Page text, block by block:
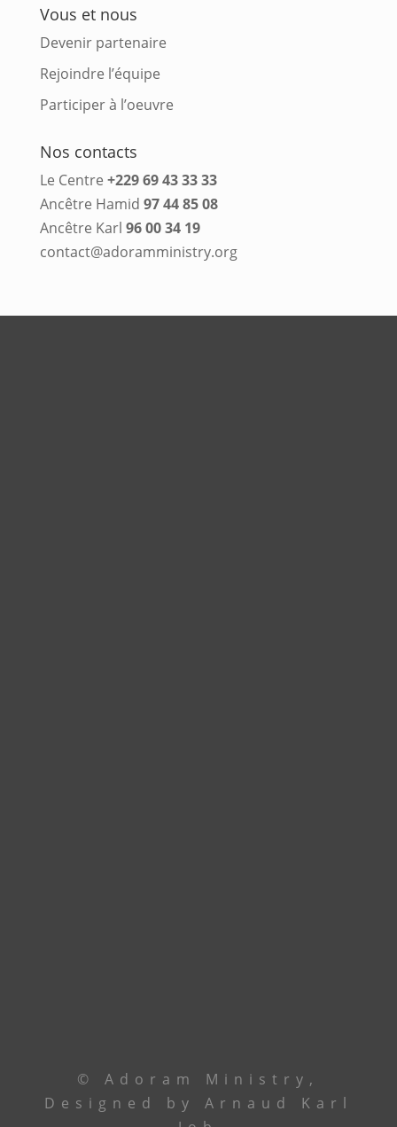
Vous et nous
Devenir partenaire
Rejoindre l’équipe
Participer à l’oeuvre
Nos contacts
Le Centre +229 69 43 33 33
Ancêtre Hamid 97 44 85 08
Ancêtre Karl 96 00 34 19
contact@adoramministry.org
© Adoram Ministry,
Designed by Arnaud Karl